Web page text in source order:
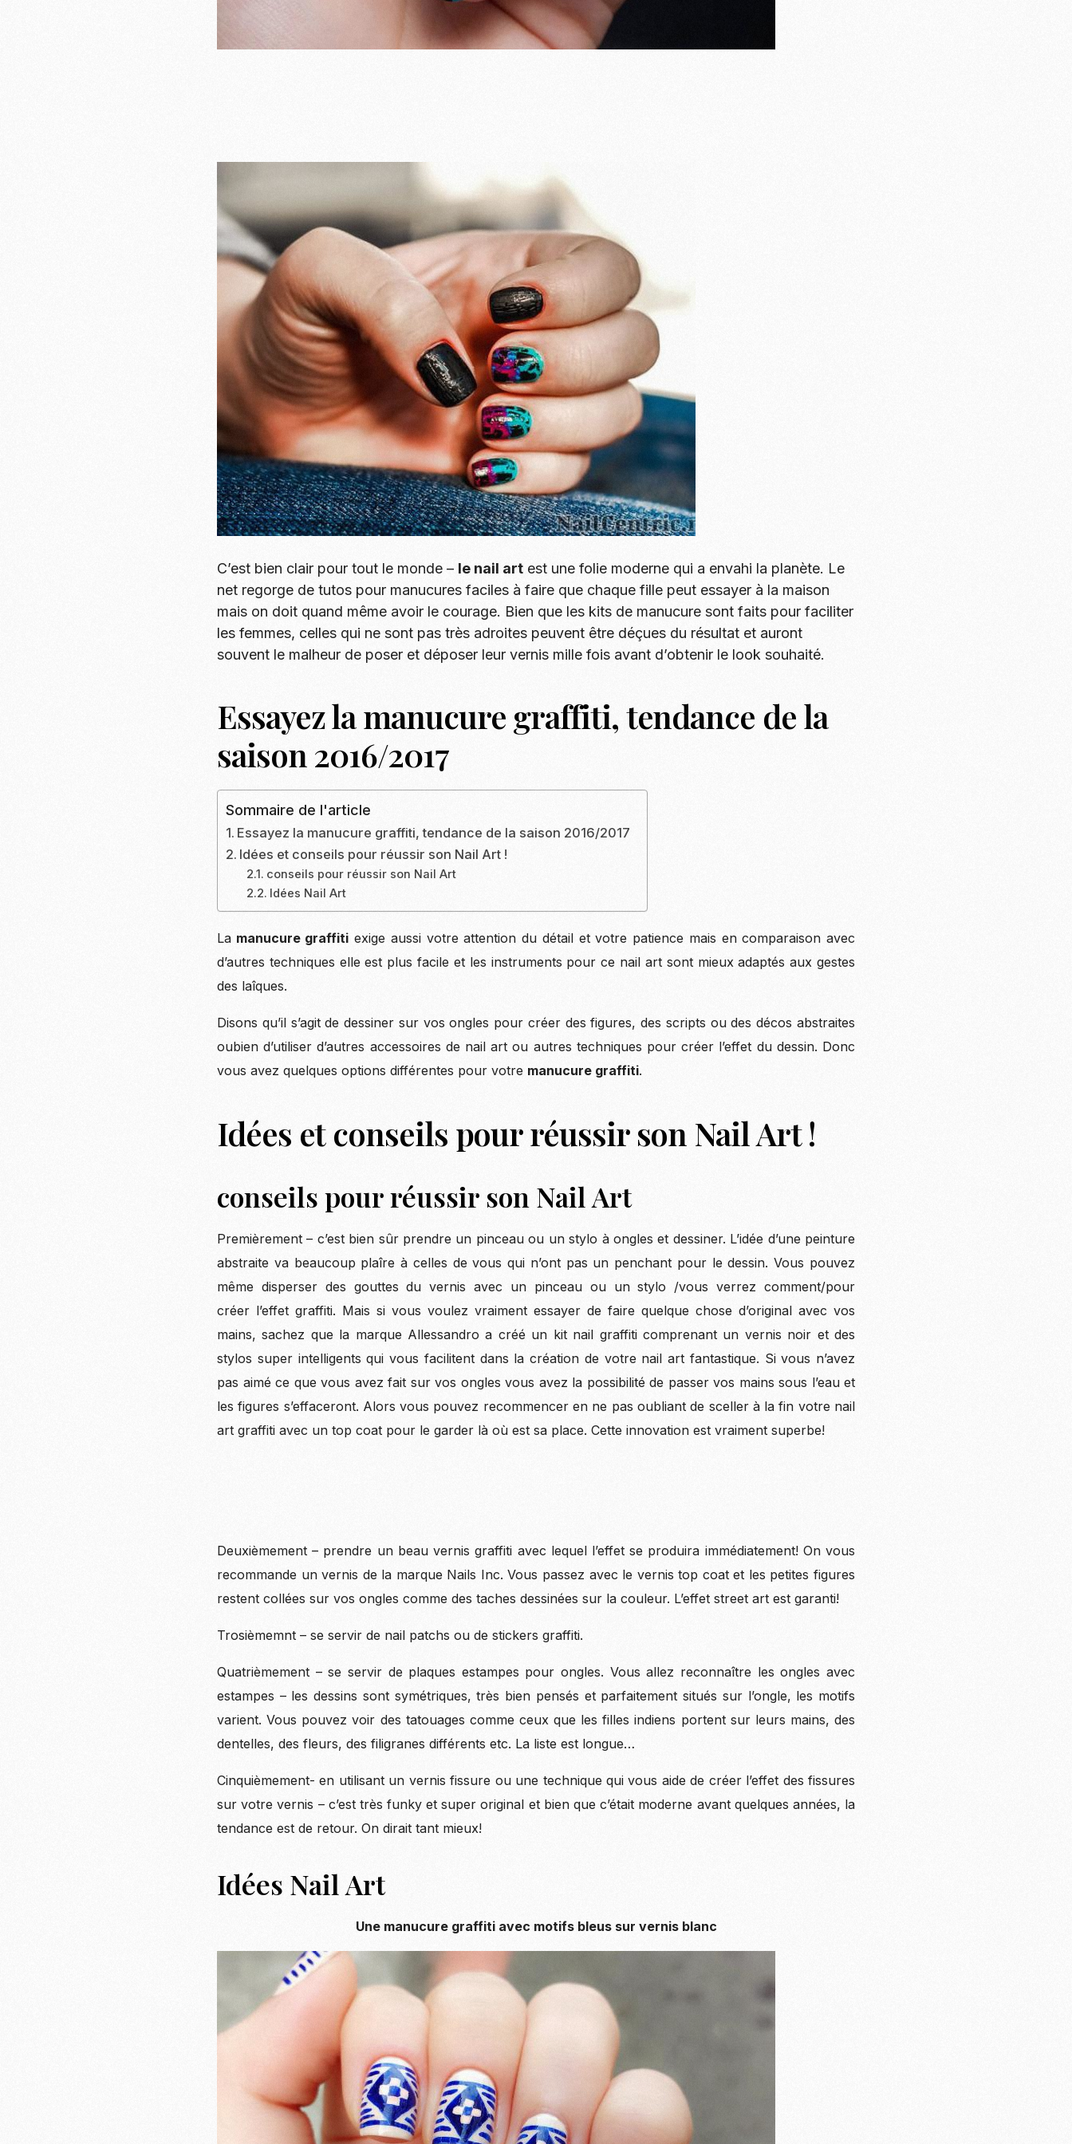
C’est bien clair pour tout le monde – le nail art est une folie moderne qui a envahi la planète. Le
net regorge de tutos pour manucures faciles à faire que chaque fille peut essayer à la maison
mais on doit quand même avoir le courage. Bien que les kits de manucure sont faits pour faciliter
les femmes, celles qui ne sont pas très adroites peuvent être déçues du résultat et auront
souvent le malheur de poser et déposer leur vernis mille fois avant d’obtenir le look souhaité.
Essayez la manucure graffiti, tendance de la
saison 2016/2017
Sommaire de l'article
Essayez la manucure graffiti, tendance de la saison 2016/2017
Idées et conseils pour réussir son Nail Art !
conseils pour réussir son Nail Art
Idées Nail Art
La manucure graffiti exige aussi votre attention du détail et votre patience mais en comparaison avec
d’autres techniques elle est plus facile et les instruments pour ce nail art sont mieux adaptés aux gestes
des laîques.
Disons qu’il s’agit de dessiner sur vos ongles pour créer des figures, des scripts ou des décos abstraites
oubien d’utiliser d’autres accessoires de nail art ou autres techniques pour créer l’effet du dessin. Donc
vous avez quelques options différentes pour votre manucure graffiti.
Idées et conseils pour réussir son Nail Art !
conseils pour réussir son Nail Art
Premièrement – c’est bien sûr prendre un pinceau ou un stylo à ongles et dessiner. L’idée d’une peinture
abstraite va beaucoup plaîre à celles de vous qui n’ont pas un penchant pour le dessin. Vous pouvez
même disperser des gouttes du vernis avec un pinceau ou un stylo /vous verrez comment/pour
créer l’effet graffiti. Mais si vous voulez vraiment essayer de faire quelque chose d’original avec vos
mains, sachez que la marque Allessandro a créé un kit nail graffiti comprenant un vernis noir et des
stylos super intelligents qui vous facilitent dans la création de votre nail art fantastique. Si vous n’avez
pas aimé ce que vous avez fait sur vos ongles vous avez la possibilité de passer vos mains sous l’eau et
les figures s’effaceront. Alors vous pouvez recommencer en ne pas oubliant de sceller à la fin votre nail
art graffiti avec un top coat pour le garder là où est sa place. Cette innovation est vraiment superbe!
Deuxièmement – prendre un beau vernis graffiti avec lequel l’effet se produira immédiatement! On vous
recommande un vernis de la marque Nails Inc. Vous passez avec le vernis top coat et les petites figures
restent collées sur vos ongles comme des taches dessinées sur la couleur. L’effet street art est garanti!
Trosièmemnt – se servir de nail patchs ou de stickers graffiti.
Quatrièmement – se servir de plaques estampes pour ongles. Vous allez reconnaître les ongles avec
estampes – les dessins sont symétriques, très bien pensés et parfaitement situés sur l’ongle, les motifs
varient. Vous pouvez voir des tatouages comme ceux que les filles indiens portent sur leurs mains, des
dentelles, des fleurs, des filigranes différents etc. La liste est longue…
Cinquièmement- en utilisant un vernis fissure ou une technique qui vous aide de créer l’effet des fissures
sur votre vernis – c’est très funky et super original et bien que c’était moderne avant quelques années, la
tendance est de retour. On dirait tant mieux!
Idées Nail Art
Une manucure graffiti avec motifs bleus sur vernis blanc